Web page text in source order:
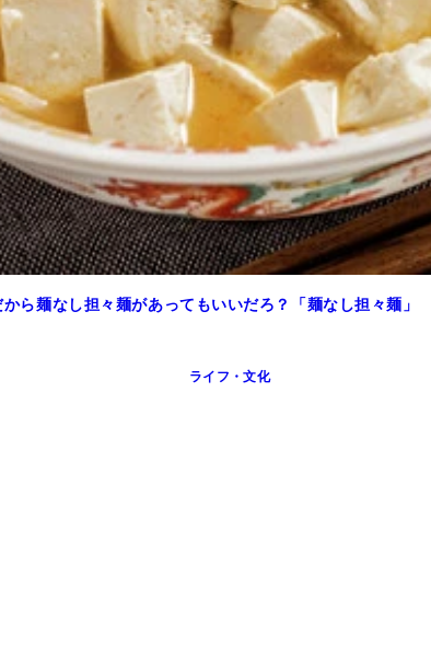
ら麺なし担々麺があってもいいだろ？「麺なし担々麺」
ライフ・文化